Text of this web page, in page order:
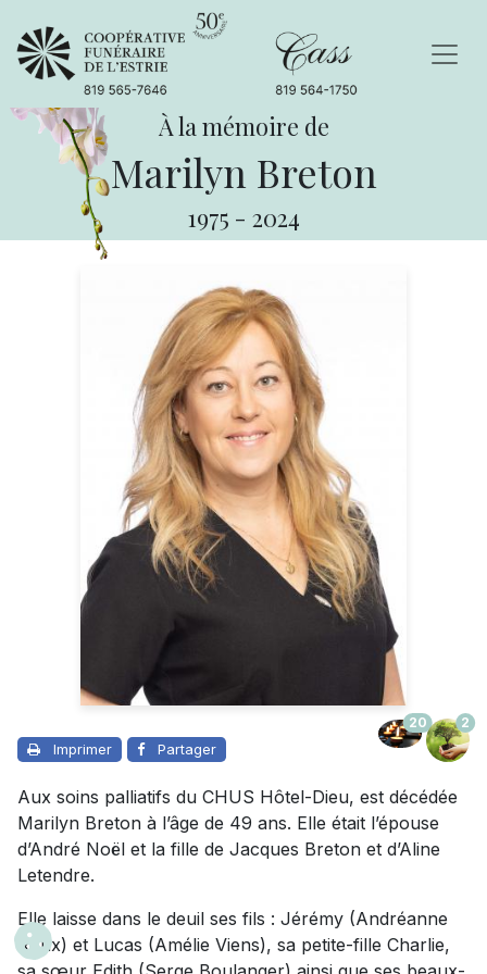
À la mémoire de
Marilyn Breton
1975 - 2024
Imprimer Partager
20 2
Aux soins palliatifs du CHUS Hôtel-Dieu, est décédée
Marilyn Breton à l’âge de 49 ans. Elle était l’épouse
d’André Noël et la fille de Jacques Breton et d’Aline
Letendre.
Elle laisse dans le deuil ses fils : Jérémy (Andréanne
Roux) et Lucas (Amélie Viens), sa petite-fille Charlie,